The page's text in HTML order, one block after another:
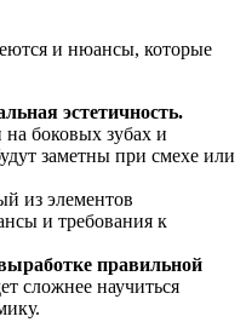
и нюансы, которые
эстетичность.
боковых зубах и
заметны при смехе или
из элементов
и требования к
правильной
сложнее научиться